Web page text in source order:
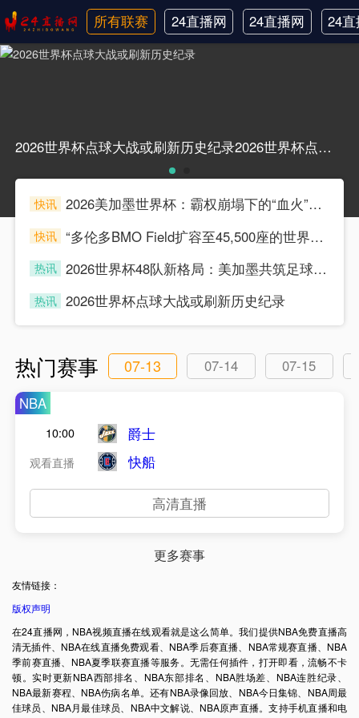
所有联赛
24直播网
日职联
24直播网
中甲
24
韩
2026世界杯点球大战或刷新历史纪录2026世界杯点球大战或刷新历史纪录
快讯
2026美加墨世界杯：霸权崩塌下的“血火”狂欢
快讯
“多伦多BMO Field扩容至45,500座的世界杯声场适配性仿真分析（2026）”
热讯
2026世界杯48队新格局：美加墨共筑足球盛宴，北美势力版图全面重构
热讯 2026世界杯点球大战或刷新历史纪录
热门赛事 07-13 07-14
07-15
NBA
10:00
观看直播
爵士
快船
高清直播
更多赛事
友情链接：
版权声明
在24直播网，NBA视频直播在线观看就是这么简单。我们提供NBA免费直播高
清无插件、NBA在线直播免费观看、NBA季后赛直播、NBA常规赛直播、NBA
季前赛直播、NBA夏季联赛直播等服务。无需任何插件，打开即看，流畅不卡
顿。实时更新NBA西部排名、NBA东部排名、NBA胜场差、NBA连胜纪录、
NBA最新赛程、NBA伤病名单。还有NBA录像回放、NBA今日集锦、NBA周最
佳球员、NBA月最佳球员、NBA中文解说、NBA原声直播。支持手机直播和电